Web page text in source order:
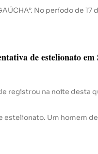
No período de
de estelionato em
registrou na noite desta
estelionato. Um homem de